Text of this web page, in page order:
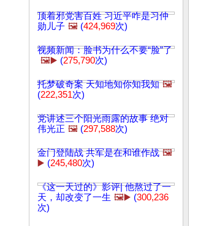
顶着邪党害百姓 习近平咋是习仲
勋儿子 🖼️ (424,969次)
视频新闻：脸书为什么不要“脸”了
🖼️▶️ (275,790次)
托梦破奇案 天知地知你知我知 🖼️
(222,351次)
党讲述三个阳光雨露的故事 绝对
伟光正 🖼️ (297,588次)
金门登陆战 共军是在和谁作战 🖼️
▶️ (245,480次)
《这一天过的》影评| 他熬过了一
天，却改变了一生 🖼️▶️ (300,236
次)